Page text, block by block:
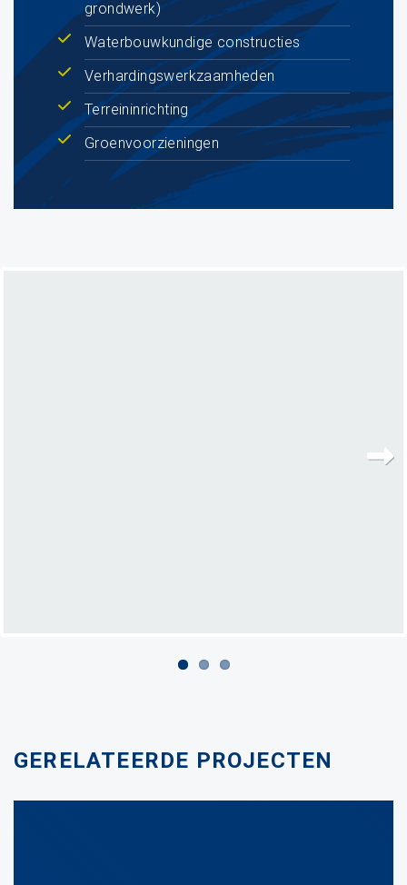
grondwerk)
Waterbouwkundige constructies
Verhardingswerkzaamheden
Terreininrichting
Groenvoorzieningen
GERELATEERDE PROJECTEN